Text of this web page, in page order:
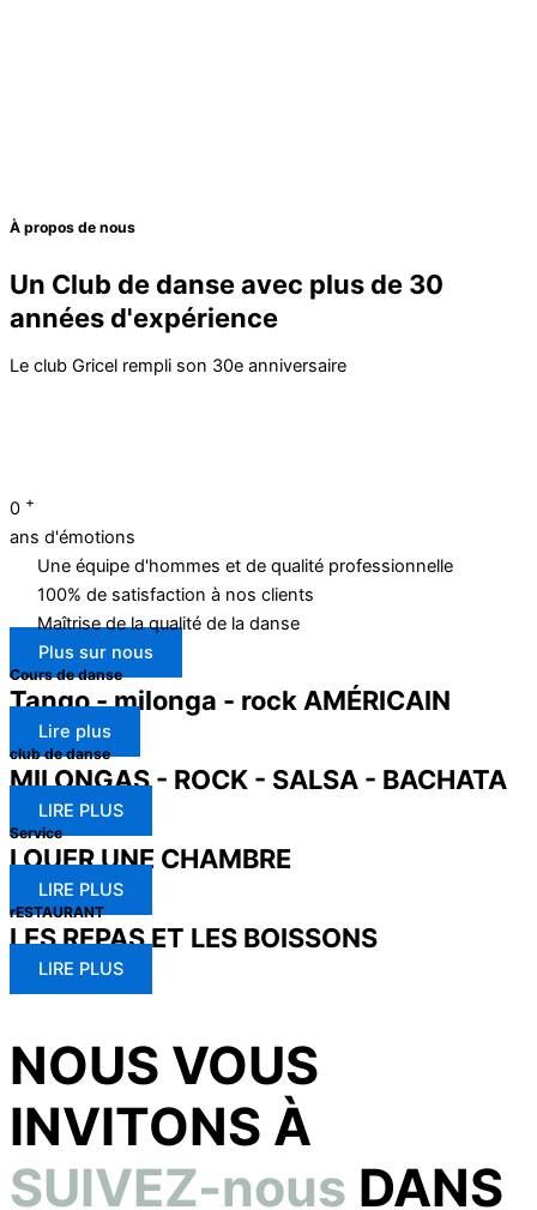
À propos de nous
Un Club de danse avec plus de 30
années d'expérience
Le club Gricel rempli son 30e anniversaire
0 +
ans d'émotions
Une équipe d'hommes et de qualité professionnelle
100% de satisfaction à nos clients
Maîtrise de la qualité de la danse
Plus sur nous
Cours de danse
Tango - milonga - rock AMÉRICAIN
Lire plus
club de danse
MILONGAS - ROCK - SALSA - BACHATA
LIRE PLUS
Service
LOUER UNE CHAMBRE
LIRE PLUS
rESTAURANT
LES REPAS ET LES BOISSONS
LIRE PLUS
NOUS VOUS
INVITONS À
SUIVEZ-nous DANS